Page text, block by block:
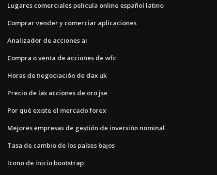
Lugares comerciales pelicula online español latino
Comprar vender y comerciar aplicaciones
Analizador de acciones ai
Compra o venta de acciones de wfc
Horas de negociación de dax uk
Precio de las acciones de oro jse
Por qué existe el mercado forex
Mejores empresas de gestión de inversión nominal
Tasa de cambio de los países bajos
Icono de inicio bootstrap